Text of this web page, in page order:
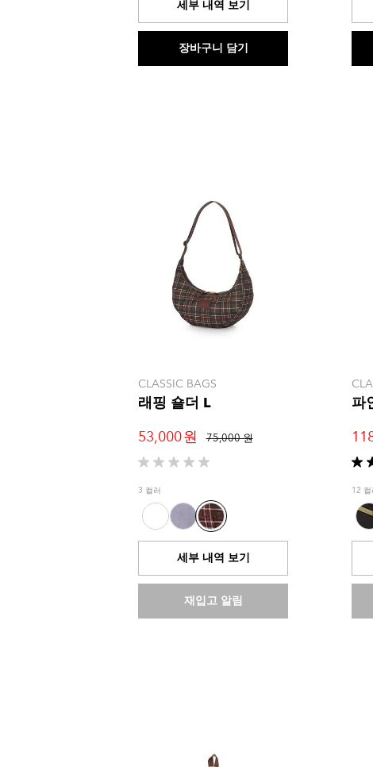
니
개
세부 내역 보기
장바구니 담기
니
개
CLASSIC BAGS
래핑 숄더 L
75,000 원
53,000 원
별
5
개
중
0.0
개
니
3 컬러
세부 내역 보기
재입고 알림
파
별
5
중
5.0
개
니
개
12 컬